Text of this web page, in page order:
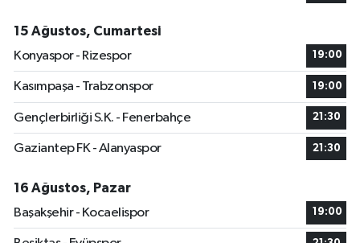
15 Ağustos, Cumartesi
Konyaspor - Rizespor
19:00
Kasımpaşa - Trabzonspor 19:00
Gençlerbirliği S.K. - Fenerbahçe 21:30
Gaziantep FK - Alanyaspor 21:30
16 Ağustos, Pazar
Başakşehir - Kocaelispor
19:00